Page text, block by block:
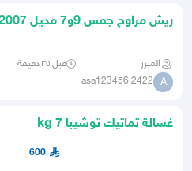
المبرز قبل ٣٥ دقيقة
A
asa123456 2422
غسالة تماتيك توشيبا 7 kg
600